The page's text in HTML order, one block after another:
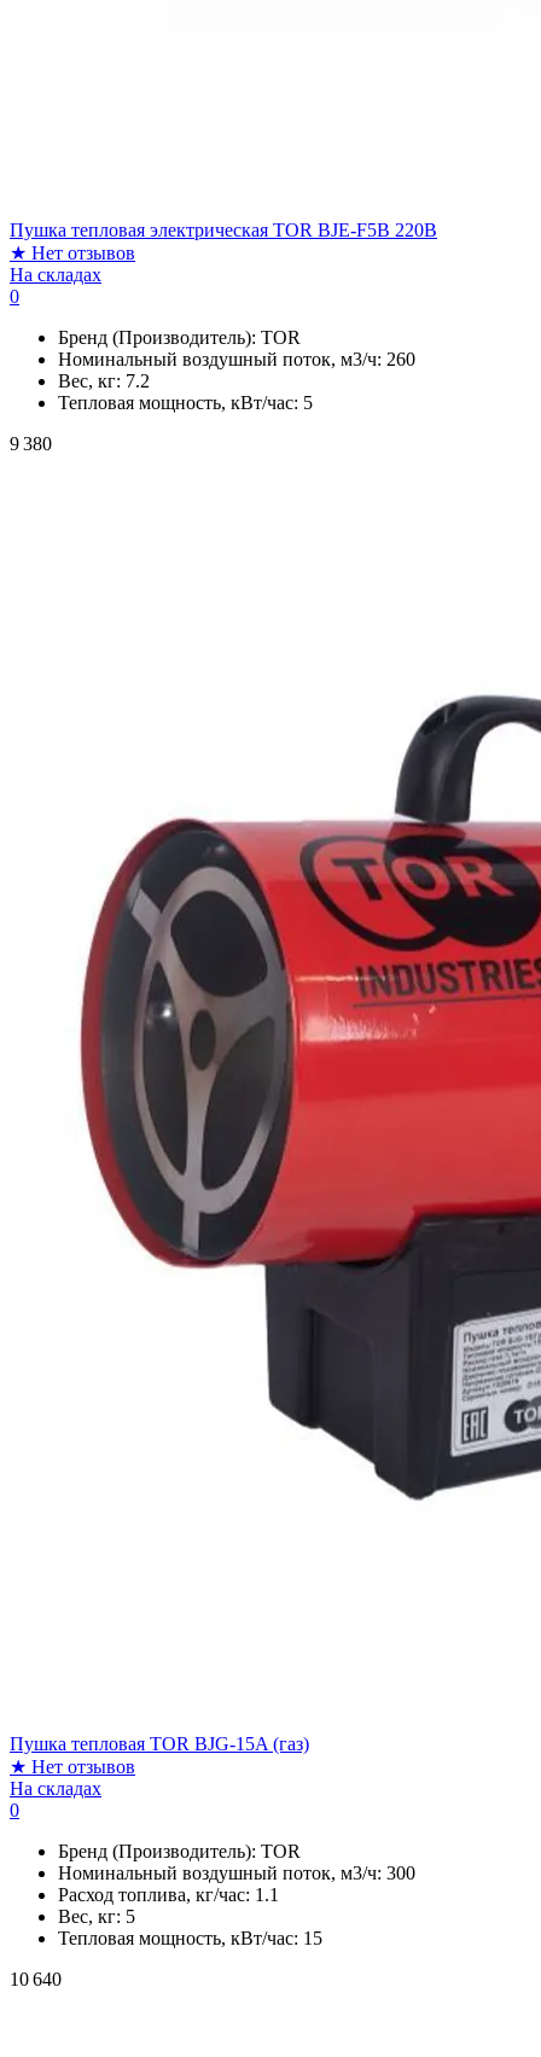
Пушка тепловая электрическая TOR BJE-F5B 220В
★ Нет отзывов
На складах
0
Бренд (Производитель): TOR
Номинальный воздушный поток, м3/ч: 260
Вес, кг: 7.2
Тепловая мощность, кВт/час: 5
9 380
Пушка тепловая TOR BJG-15A (газ)
★ Нет отзывов
На складах
0
Бренд (Производитель): TOR
Номинальный воздушный поток, м3/ч: 300
Расход топлива, кг/час: 1.1
Вес, кг: 5
Тепловая мощность, кВт/час: 15
10 640